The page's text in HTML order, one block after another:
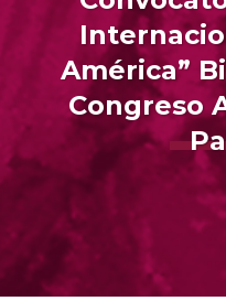
América”
Congreso